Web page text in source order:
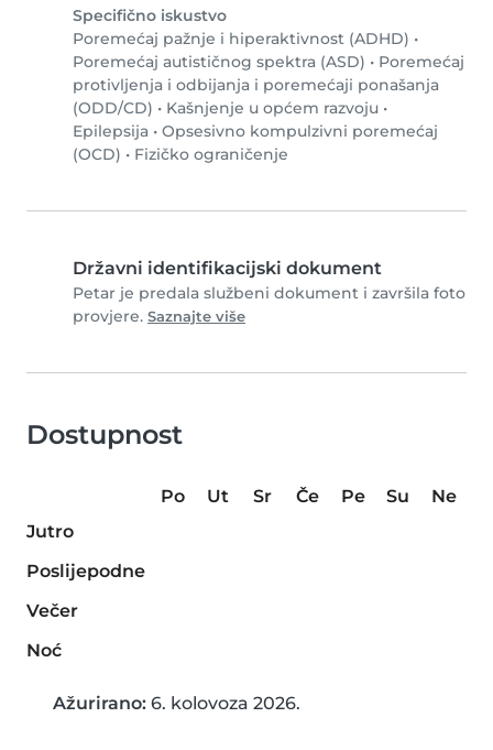
Specifično iskustvo
Poremećaj pažnje i hiperaktivnost (ADHD) •
Poremećaj autističnog spektra (ASD) • Poremećaj
protivljenja i odbijanja i poremećaji ponašanja
(ODD/CD) • Kašnjenje u općem razvoju •
Epilepsija • Opsesivno kompulzivni poremećaj
(OCD) • Fizičko ograničenje
Državni identifikacijski dokument
Petar je predala službeni dokument i završila foto
provjere. Saznajte više
Dostupnost
Po Ut Sr Če Pe Su
Ne
Jutro
Poslijepodne
Večer
Noć
Ažurirano: 6. kolovoza 2026.